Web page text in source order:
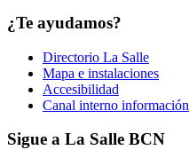
¿Te ayudamos?
Directorio La Salle
Mapa e instalaciones
Accesibilidad
Canal interno información
Sigue a La Salle BCN